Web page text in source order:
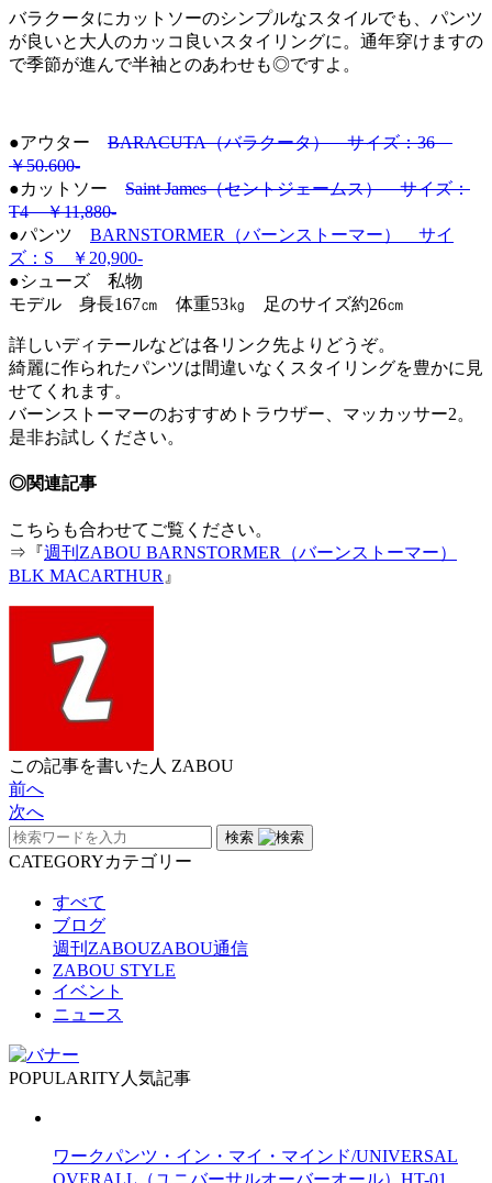
バラクータにカットソーのシンプルなスタイルでも、パンツ
が良いと大人のカッコ良いスタイリングに。通年穿けますの
で季節が進んで半袖とのあわせも◎ですよ。
●アウター BARACUTA（バラクータ） サイズ：36
￥50.600-
●カットソー Saint James（セントジェームス） サイズ：
T4 ￥11,880-
●パンツ BARNSTORMER（バーンストーマー） サイ
ズ：S ￥20,900-
●シューズ 私物
モデル 身長167㎝ 体重53㎏ 足のサイズ約26㎝
詳しいディテールなどは各リンク先よりどうぞ。
綺麗に作られたパンツは間違いなくスタイリングを豊かに見
せてくれます。
バーンストーマーのおすすめトラウザー、マッカッサー2。
是非お試しください。
◎関連記事
こちらも合わせてご覧ください。
⇒『週刊ZABOU BARNSTORMER（バーンストーマー）
BLK MACARTHUR 』
この記事を書いた人 ZABOU
前へ
次へ
検索
CATEGORYカテゴリー
すべて
ブログ
週刊ZABOUZABOU通信
ZABOU STYLE
イベント
ニュース
POPULARITY 人気記事
ワークパンツ・イン・マイ・マインド/UNIVERSAL